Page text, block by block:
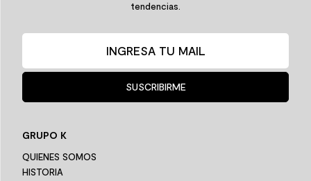
tendencias.
SUSCRIBIRME
GRUPO K
QUIENES SOMOS
HISTORIA